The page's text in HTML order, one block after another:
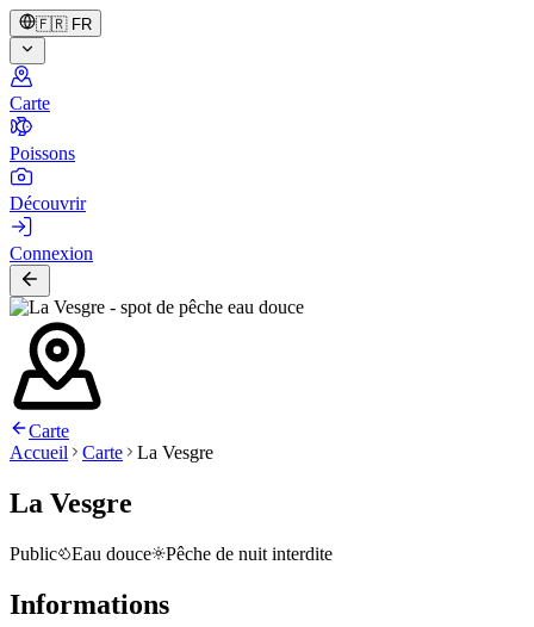
🇫🇷 FR
Carte
Poissons
Découvrir
Connexion
Carte
Accueil
Carte La Vesgre
La Vesgre
Public Eau douce Pêche de nuit interdite
Informations